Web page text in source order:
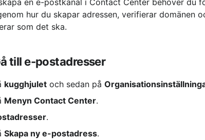
hur du skapar adressen, verifierar domänen
som det ska.
till e-postadresser
kugghjulet och sedan på
Menyn Contact Center.
.
Skapa ny e-postadress.